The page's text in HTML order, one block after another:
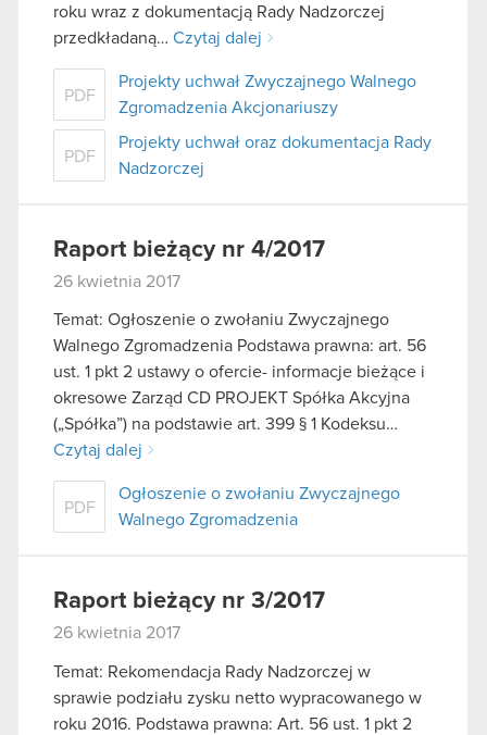
roku wraz z dokumentacją Rady Nadzorczej
przedkładaną… Czytaj dalej
PDF
Projekty uchwał Zwyczajnego Walnego
Zgromadzenia Akcjonariuszy
PDF
Projekty uchwał oraz dokumentacja Rady
Nadzorczej
Raport bieżący nr 4/2017
26 kwietnia 2017
Temat: Ogłoszenie o zwołaniu Zwyczajnego
Walnego Zgromadzenia Podstawa prawna: art. 56
ust. 1 pkt 2 ustawy o ofercie- informacje bieżące i
okresowe Zarząd CD PROJEKT Spółka Akcyjna
(„Spółka”) na podstawie art. 399 § 1 Kodeksu…
Czytaj dalej
PDF
Ogłoszenie o zwołaniu Zwyczajnego
Walnego Zgromadzenia
Raport bieżący nr 3/2017
26 kwietnia 2017
Temat: Rekomendacja Rady Nadzorczej w
sprawie podziału zysku netto wypracowanego w
roku 2016. Podstawa prawna: Art. 56 ust. 1 pkt 2